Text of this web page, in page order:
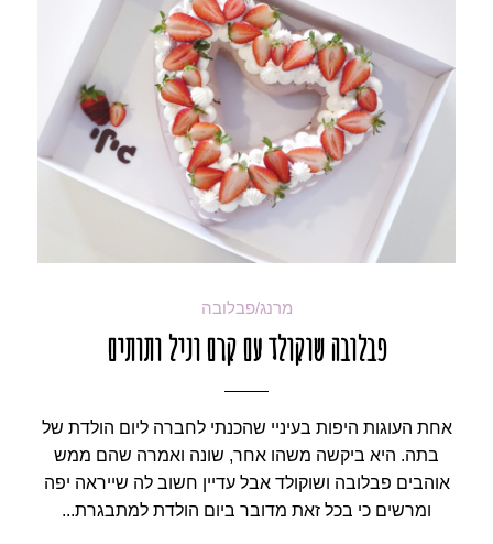
מרנג/פבלובה
פבלובה שוקולד עם קרם וניל ותותים
אחת העוגות היפות בעיניי שהכנתי לחברה ליום הולדת של
בתה. היא ביקשה משהו אחר, שונה ואמרה שהם ממש
אוהבים פבלובה ושוקולד אבל עדיין חשוב לה שייראה יפה
ומרשים כי בכל זאת מדובר ביום הולדת למתבגרת...